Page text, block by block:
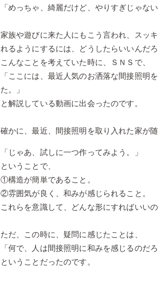
「めっちゃ、綺麗だけど、やりすぎじゃない
家族や遊びに来た人にもこう言われ、スッ
れるようにするには、どうしたらいいんだろ
こんなことを考えていた時に、ＳＮＳで、
「ここには、最近人気のお洒落な間接照明
た。」
と解説している動画に出会ったのです。
確かに、最近、間接照明を取り入れた家が
「じゃあ、試しに一つ作ってみよう。」
ということで、
①構造が簡単であること。
②雰囲気が良く、和みが感じられること。
これらを意識して、どんな形にすればいい
ただ、この時に、疑問に感じたことは、
「何で、人は間接照明に和みを感じるのだろ
ということだったのです。